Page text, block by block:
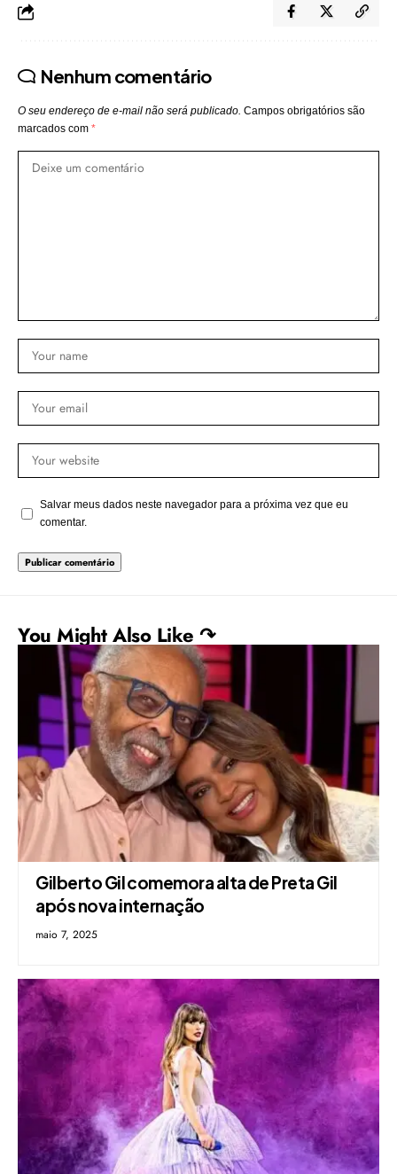
Nenhum comentário
O seu endereço de e-mail não será publicado. Campos obrigatórios são
marcados com *
Salvar meus dados neste navegador para a próxima vez que eu
comentar.
You Might Also Like ↷
Gilberto Gil comemora alta de Preta Gil
após nova internação
maio 7, 2025